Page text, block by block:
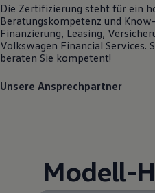
Die Zertifizierung steht für ein
Beratungskompetenz und
Finanzierung, Leasing,
Volkswagen Financial Services.
beraten Sie kompetent!
Unsere Ansprechpartner
Modell-